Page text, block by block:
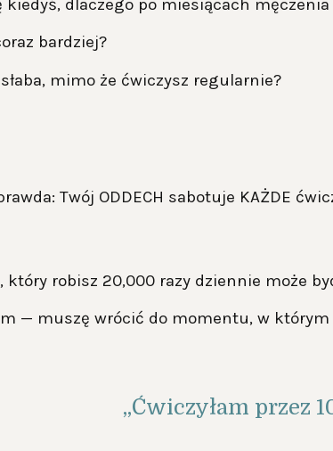
kiedyś, dlaczego po miesiącach
bardziej?
mimo że ćwiczysz regularnie?
Twój ODDECH sabotuje KAŻDE
który robisz 20,000 razy dziennie może
— muszę wrócić do momentu, w którym
„Ćwiczyłam przez